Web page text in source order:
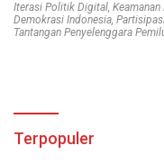
Iterasi Politik Digital,
Demokrasi Indonesia,
Tantangan Penyelenggara
Terpopuler